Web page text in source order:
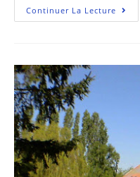
Continuer La Lecture